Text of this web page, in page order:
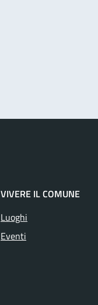
VIVERE IL COMUNE
Luoghi
Eventi